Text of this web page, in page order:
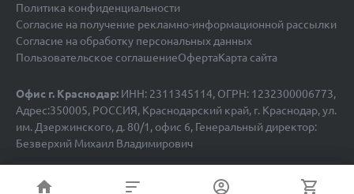
Политика конфиденциальности
Согласие на получение рекламно-информационной рассылки
Согласие на обработку персональных данных
Пользовательское соглашениеОфертаКарта сайта
Офис г. Краснодар: ИНН: 2311345114, ОГРН: 1232300006773,
Адрес:350005, РОССИЯ, Краснодарский край, г. Краснодар, ул.
им. Дзержинского, д. 80/1, офис 6, Генеральный директор:
Безверхий Михаил Владимирович